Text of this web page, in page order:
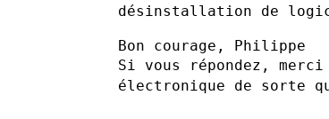
désinstallation de
Si vous répondez,
électronique de sorte